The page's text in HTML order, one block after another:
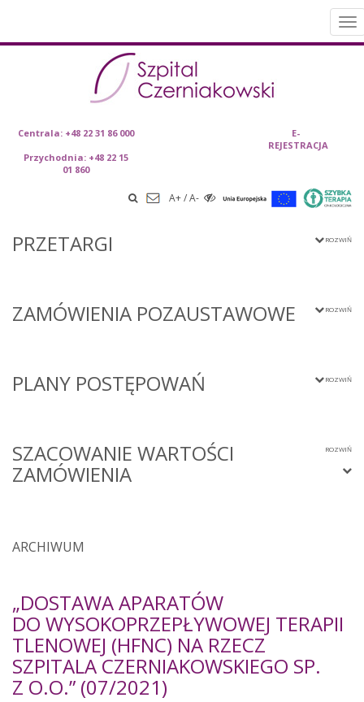
Skip
Centrala: +48 22 31 86 000
Przychodnia: +48 22 15
01 860
E-
REJESTRACJA
A+/A-
PRZETARGI
ZAMÓWIENIA POZAUSTAWOWE
PLANY POSTĘPOWAŃ
SZACOWANIE WARTOŚCI
ZAMÓWIENIA
ARCHIWUM
„DOSTAWA APARATÓW
DO WYSOKOPRZEPŁYWOWEJ TERAPII
TLENOWEJ (HFNC) NA RZECZ
SZPITALA CZERNIAKOWSKIEGO SP.
Z O.O.” (07/2021)